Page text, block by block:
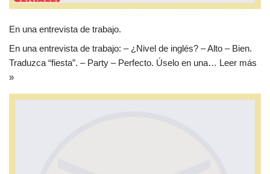
En una entrevista de trabajo.
En una entrevista de trabajo: – ¿Nivel de inglés? – Alto – Bien.
Traduzca “fiesta”. – Party – Perfecto. Úselo en una… Leer más
»